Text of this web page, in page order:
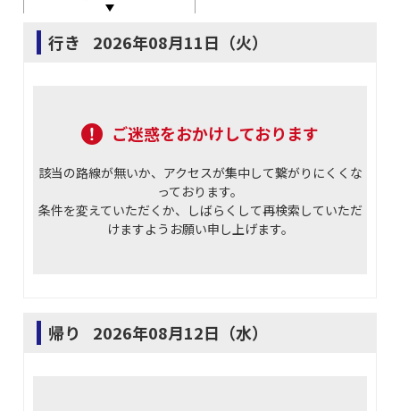
行き 2026年08月11日（火）
ご迷惑をおかけしております
該当の路線が無いか、アクセスが集中して繋がりにくくな
っております。
条件を変えていただくか、しばらくして再検索していただ
けますようお願い申し上げます。
帰り 2026年08月12日（水）